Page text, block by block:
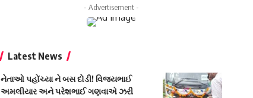
- Advertisement -
Latest News
નેતાઓ પહોંચ્યા ને બસ દોડી! વિજયભાઈ
અમલીયાર અને પરેશભાઈ ગણવાએ ઝરી